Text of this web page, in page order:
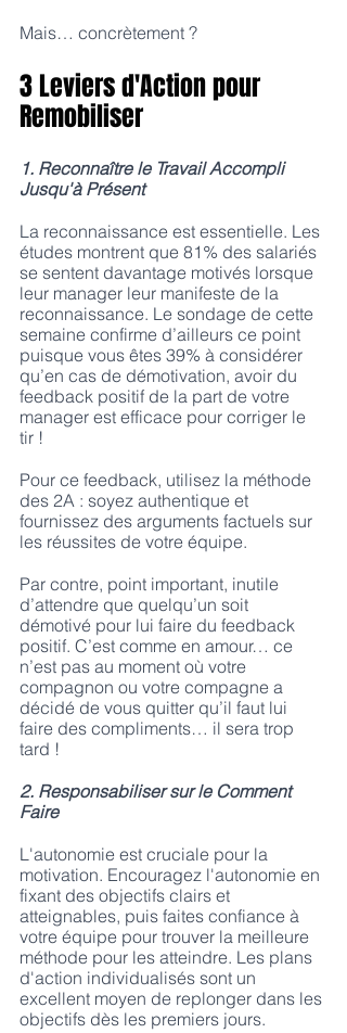
Mais… concrètement ?
3 Leviers d'Action pour
Remobiliser
1. Reconnaître le Travail Accompli
Jusqu'à Présent
La reconnaissance est essentielle. Les
études montrent que 81% des salariés
se sentent davantage motivés lorsque
leur manager leur manifeste de la
reconnaissance. Le sondage de cette
semaine confirme d’ailleurs ce point
puisque vous êtes 39% à considérer
qu’en cas de démotivation, avoir du
feedback positif de la part de votre
manager est efficace pour corriger le
tir !
Pour ce feedback, utilisez la méthode
des 2A : soyez authentique et
fournissez des arguments factuels sur
les réussites de votre équipe.
Par contre, point important, inutile
d’attendre que quelqu’un soit
démotivé pour lui faire du feedback
positif. C’est comme en amour… ce
n’est pas au moment où votre
compagnon ou votre compagne a
décidé de vous quitter qu’il faut lui
faire des compliments… il sera trop
tard !
2. Responsabiliser sur le Comment
Faire
L'autonomie est cruciale pour la
motivation. Encouragez l'autonomie en
fixant des objectifs clairs et
atteignables, puis faites confiance à
votre équipe pour trouver la meilleure
méthode pour les atteindre. Les plans
d'action individualisés sont un
excellent moyen de replonger dans les
objectifs dès les premiers jours.